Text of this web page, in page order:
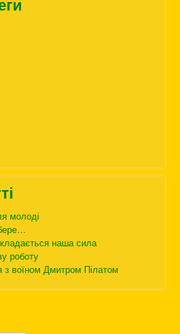
молоді
наша сила
роботу
воїном Дмитром Пілатом